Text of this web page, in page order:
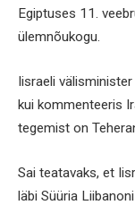
Egiptuses 11.
ülemnõukogu.
Iisraeli
kui kommenteeris
tegemist on
Sai teatavaks, et
läbi Süüria